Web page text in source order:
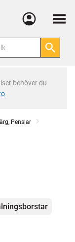
Meny
behöver du
Penslar